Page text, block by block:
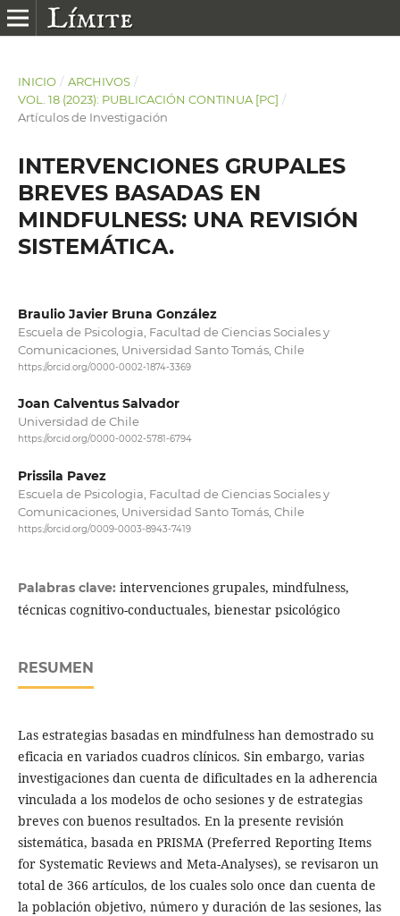
INICIO / ARCHIVOS /
VOL. 18 (2023): PUBLICACIÓN CONTINUA [PC] /
Artículos de Investigación
INTERVENCIONES GRUPALES
BREVES BASADAS EN
MINDFULNESS: UNA REVISIÓN
SISTEMÁTICA.
Braulio Javier Bruna González
Escuela de Psicologia, Facultad de Ciencias Sociales y
Comunicaciones, Universidad Santo Tomás, Chile
https://orcid.org/0000-0002-1874-3369
Joan Calventus Salvador
Universidad de Chile
https://orcid.org/0000-0002-5781-6794
Prissila Pavez
Escuela de Psicologia, Facultad de Ciencias Sociales y
Comunicaciones, Universidad Santo Tomás, Chile
https://orcid.org/0009-0003-8943-7419
Palabras clave: intervenciones grupales, mindfulness,
técnicas cognitivo-conductuales, bienestar psicológico
RESUMEN
Las estrategias basadas en mindfulness han demostrado su
eficacia en variados cuadros clínicos. Sin embargo, varias
investigaciones dan cuenta de dificultades en la adherencia
vinculada a los modelos de ocho sesiones y de estrategias
breves con buenos resultados. En la presente revisión
sistemática, basada en PRISMA (Preferred Reporting Items
for Systematic Reviews and Meta-Analyses), se revisaron un
total de 366 artículos, de los cuales solo once dan cuenta de
la población objetivo, número y duración de las sesiones, las